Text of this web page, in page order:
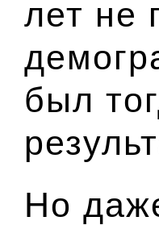
лет не
был
Но